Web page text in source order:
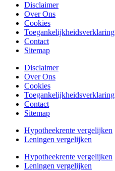
Disclaimer
Over Ons
Cookies
Toegankelijkheidsverklaring
Contact
Sitemap
Disclaimer
Over Ons
Cookies
Toegankelijkheidsverklaring
Contact
Sitemap
Hypotheekrente vergelijken
Leningen vergelijken
Hypotheekrente vergelijken
Leningen vergelijken